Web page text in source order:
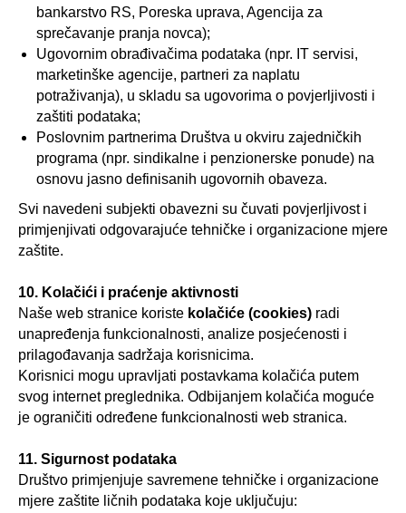
bankarstvo RS, Poreska uprava, Agencija za
sprečavanje pranja novca);
Ugovornim obrađivačima podataka (npr. IT servisi,
marketinške agencije, partneri za naplatu
potraživanja), u skladu sa ugovorima o povjerljivosti i
zaštiti podataka;
Poslovnim partnerima Društva u okviru zajedničkih
programa (npr. sindikalne i penzionerske ponude) na
osnovu jasno definisanih ugovornih obaveza.
Svi navedeni subjekti obavezni su čuvati povjerljivost i
primjenjivati odgovarajuće tehničke i organizacione mjere
zaštite.
10. Kolačići i praćenje aktivnosti
Naše web stranice koriste kolačiće (cookies) radi
unapređenja funkcionalnosti, analize posjećenosti i
prilagođavanja sadržaja korisnicima.
Korisnici mogu upravljati postavkama kolačića putem
svog internet preglednika. Odbijanjem kolačića moguće
je ograničiti određene funkcionalnosti web stranica.
11. Sigurnost podataka
Društvo primjenjuje savremene tehničke i organizacione
mjere zaštite ličnih podataka koje uključuju: